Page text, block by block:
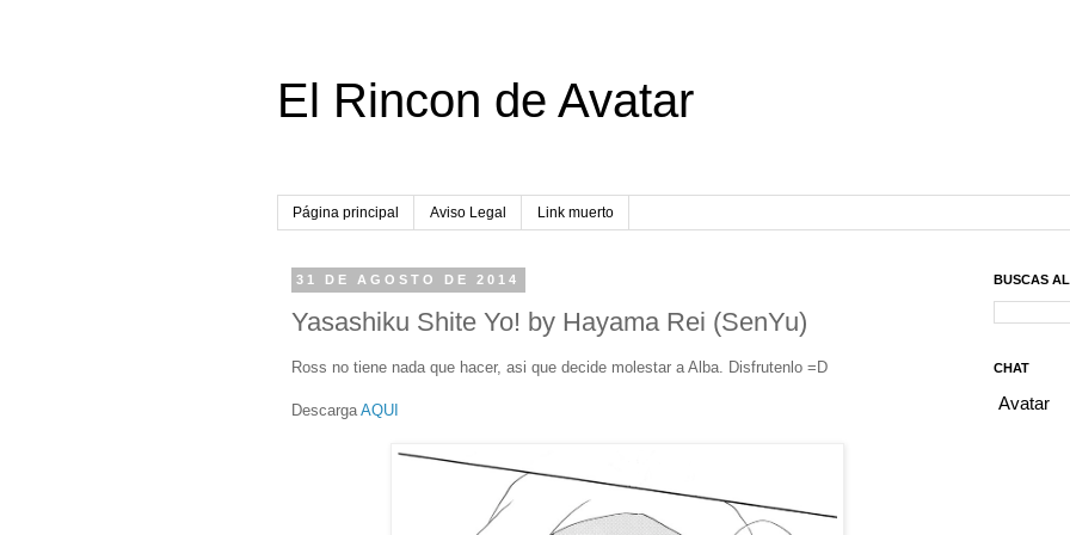
El Rincon de Avatar
Página principal Aviso Legal Link muerto
31 DE AGOSTO DE 2014
Yasashiku Shite Yo! by Hayama Rei (SenYu)
Ross no tiene nada que hacer, asi que decide molestar a Alba. Disfrutenlo =D
DescargaAQUI
BUSCAS
CHAT